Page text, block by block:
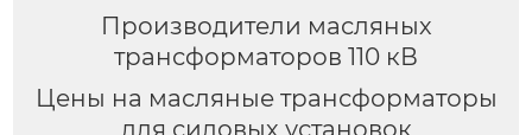
Производители масляных
трансформаторов 110 кВ
Цены на масляные трансформаторы
для силовых установок